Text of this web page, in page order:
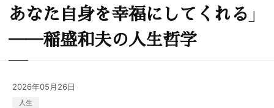
あなた自身を幸福にしてくれる」
──稲盛和夫の人生哲学
2026年05月26日
人生